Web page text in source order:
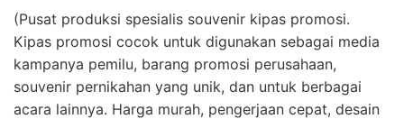
(Pusat produksi spesialis souvenir kipas promosi.
Kipas promosi cocok untuk digunakan sebagai media
kampanya pemilu, barang promosi perusahaan,
souvenir pernikahan yang unik, dan untuk berbagai
acara lainnya. Harga murah, pengerjaan cepat, desain